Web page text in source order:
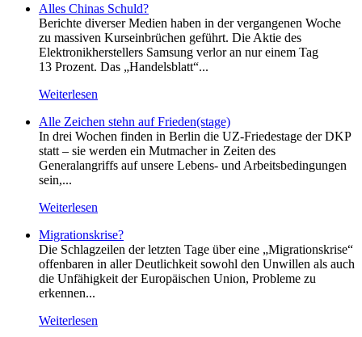
Alles Chinas Schuld?
Berichte diverser Medien haben in der vergangenen Woche
zu massiven Kurseinbrüchen geführt. Die Aktie des
Elektronikherstellers Samsung verlor an nur einem Tag
13 Prozent. Das „Handelsblatt“...
Weiterlesen
Alle Zeichen stehn auf Frieden(stage)
In drei Wochen finden in Berlin die UZ-Friedestage der DKP
statt – sie werden ein Mutmacher in Zeiten des
Generalangriffs auf unsere Lebens- und Arbeitsbedingungen
sein,...
Weiterlesen
Migrationskrise?
Die Schlagzeilen der letzten Tage über eine „Migrationskrise“
offenbaren in aller Deutlichkeit sowohl den Unwillen als auch
die Unfähigkeit der Europäischen Union, Probleme zu
erkennen...
Weiterlesen